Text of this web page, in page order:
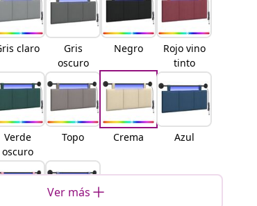
claro
Gris
oscuro
Negro
Rojo vino
tinto
Verde
oscuro
Topo Crema Azul
Ver más